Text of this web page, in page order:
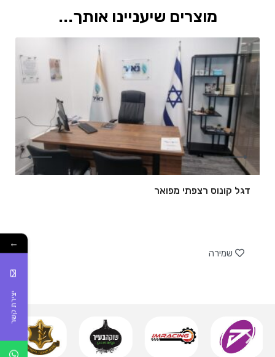
מוצרים שיעניינו אותך...
דגל קונוס רצפתי מפואר
שמירה
←
יצירת קשר